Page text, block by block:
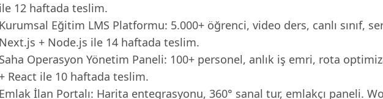
ile 12 haftada teslim.
Kurumsal Eğitim LMS Platformu: 5.000+ öğrenci, video ders, canlı sınıf,
Next.js + Node.js ile 14 haftada teslim.
Saha Operasyon Yönetim Paneli: 100+ personel, anlık iş emri, rota
+ React ile 10 haftada teslim.
Emlak İlan Portalı: Harita entegrasyonu, 360° sanal tur, emlakçı paneli.